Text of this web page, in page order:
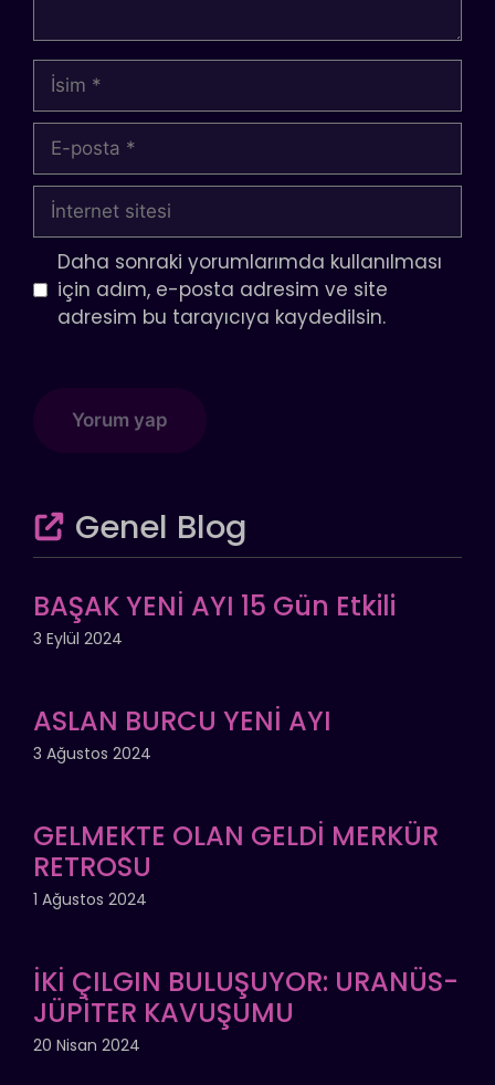
İsim
posta
İnternet
sitesi
Daha sonraki yorumlarımda kullanılması
için adım, e-posta adresim ve site
adresim bu tarayıcıya kaydedilsin.
Genel Blog
BAŞAK YENİ AYI 15 Gün Etkili
3 Eylül 2024
ASLAN BURCU YENİ AYI
3 Ağustos 2024
GELMEKTE OLAN GELDİ MERKÜR
RETROSU
1 Ağustos 2024
İKİ ÇILGIN BULUŞUYOR: URANÜS-
JÜPİTER KAVUŞUMU
20 Nisan 2024